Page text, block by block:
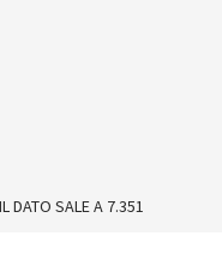
DATO SALE A 7.351